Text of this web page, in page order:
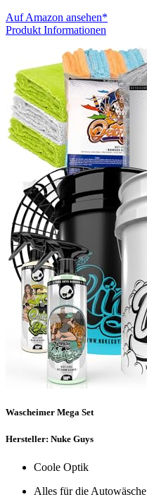
Auf Amazon ansehen*
Produkt Informationen
Wascheimer Mega Set
Hersteller: Nuke Guys
Coole Optik
Alles für die Autowäsche